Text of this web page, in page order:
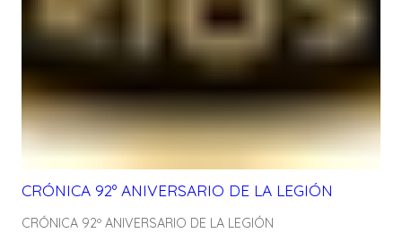
CRÓNICA 92º ANIVERSARIO DE LA LEGIÓN
CRÓNICA 92º ANIVERSARIO DE LA LEGIÓN